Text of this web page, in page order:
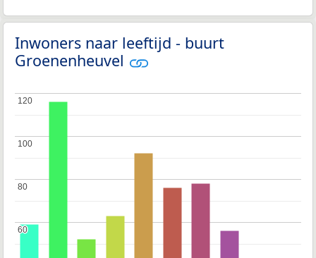
Inwoners naar leeftijd - buurt
Groenenheuvel
60
60
80
80
100
100
120
120